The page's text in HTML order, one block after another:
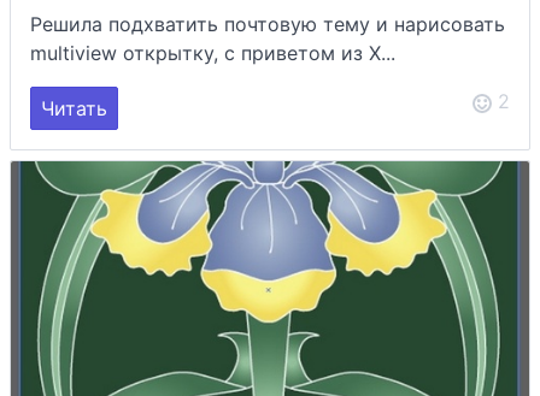
Решила подхватить почтовую тему и нарисовать
multiview открытку, с приветом из Х...
Читать 2